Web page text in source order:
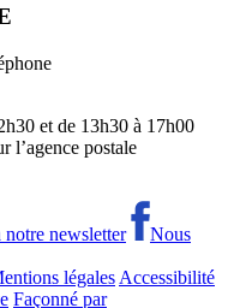
et de 13h30 à 17h00
l’agence postale
notre newsletter
Nous
légales Accessibilité
Façonné par